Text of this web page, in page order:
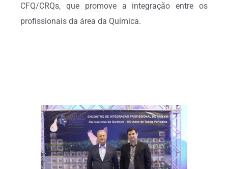
CFQ/CRQs, que promove a integração entre os
profissionais da área da Química.